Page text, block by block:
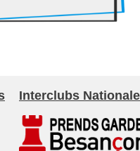
Interclubs